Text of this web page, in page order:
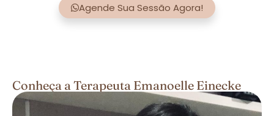
Agende Sua Sessão Agora!
Conheça a Terapeuta Emanoelle Einecke